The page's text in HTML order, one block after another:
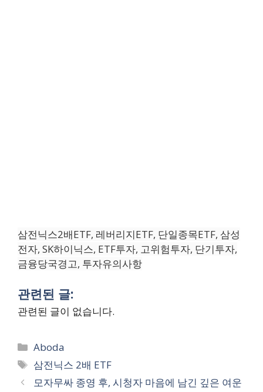
삼전닉스2배ETF, 레버리지ETF, 단일종목ETF, 삼성
전자, SK하이닉스, ETF투자, 고위험투자, 단기투자,
금융당국경고, 투자유의사항
관련된 글:
관련된 글이 없습니다.
Categories
Aboda
Tags
삼전닉스 2배 ETF
모자무싸 종영 후, 시청자 마음에 남긴 깊은 여운